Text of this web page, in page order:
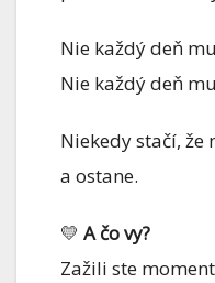
Nie každý deň
Nie každý deň
Niekedy stačí,
a ostane.
💛 A čo vy?
Zažili ste